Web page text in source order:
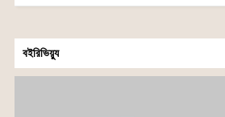
বইরিভিয়্যু